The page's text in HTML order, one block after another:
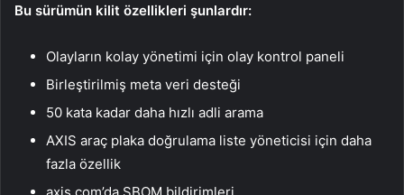
Bu sürümün kilit özellikleri şunlardır:
Olayların kolay yönetimi için olay kontrol paneli
Birleştirilmiş meta veri desteği
50 kata kadar daha hızlı adli arama
AXIS araç plaka doğrulama liste yöneticisi için daha
fazla özellik